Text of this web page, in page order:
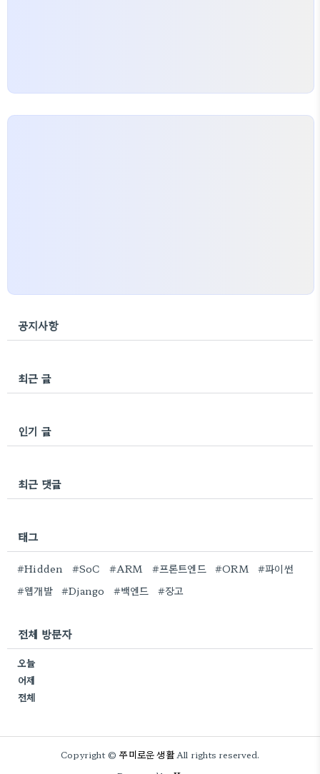
공지사항
최근 글
인기 글
최근 댓글
태그
#Hidden #SoC #ARM #프론트엔드 #ORM
#파이썬
#웹개발
#Django #백엔드 #장고
전체 방문자
오늘
어제
전체
Copyright ©쭈미로운 생활All rights reserved.